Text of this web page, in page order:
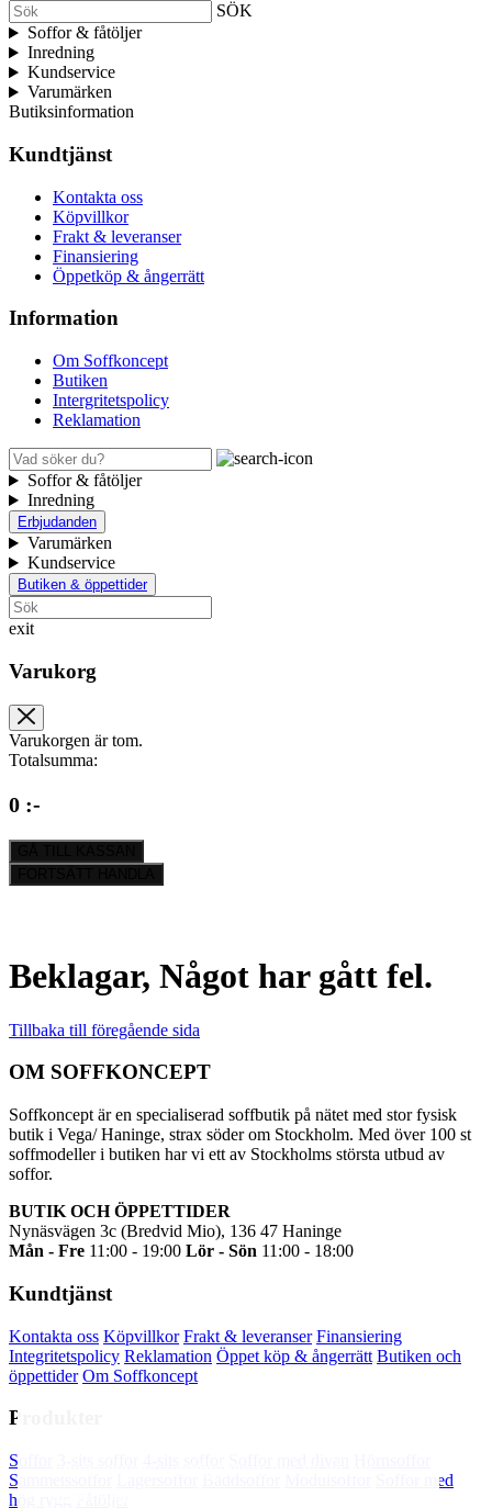
SÖK
Soffor & fåtöljer
Inredning
Kundservice
Varumärken
Butiksinformation
Kundtjänst
Kontakta oss
Köpvillkor
Frakt & leveranser
Finansiering
Öppetköp & ångerrätt
Information
Om Soffkoncept
Butiken
Intergritetspolicy
Reklamation
Soffor & fåtöljer
Inredning
Erbjudanden
Varumärken
Kundservice
Butiken & öppettider
exit
Varukorg
Varukorgen är tom.
Totalsumma:
0 :-
Beklagar, Något har gått fel.
Tillbaka till föregående sida
OM SOFFKONCEPT
Soffkoncept är en specialiserad soffbutik på nätet med stor fysisk
butik i Vega/ Haninge, strax söder om Stockholm. Med över 100 st
soffmodeller i butiken har vi ett av Stockholms största utbud av
soffor.
BUTIK OCH ÖPPETTIDER
Nynäsvägen 3c (Bredvid Mio), 136 47 Haninge
Mån - Fre 11:00 - 19:00 Lör - Sön 11:00 - 18:00
Kundtjänst
Kontakta oss Köpvillkor Frakt & leveranser Finansiering
Integritetspolicy Reklamation Öppet köp & ångerrätt Butiken och
öppettider Om Soffkoncept
Produkter
Soffor
Sammetssoffor
Soffor med
hög rygg